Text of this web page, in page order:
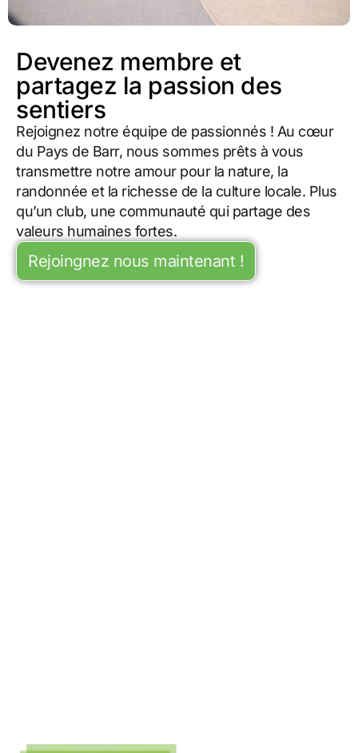
Devenez membre et
partagez la passion des
sentiers
Rejoignez notre équipe de passionnés ! Au cœur
du Pays de Barr, nous sommes prêts à vous
transmettre notre amour pour la nature, la
randonnée et la richesse de la culture locale. Plus
qu’un club, une communauté qui partage des
valeurs humaines fortes.
Rejoingnez nous maintenant !